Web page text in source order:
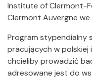
Institute of Clermont-
Clermont Auvergne we
Program stypendialny
pracujących w
chcieliby prowadzić
adresowane jest do